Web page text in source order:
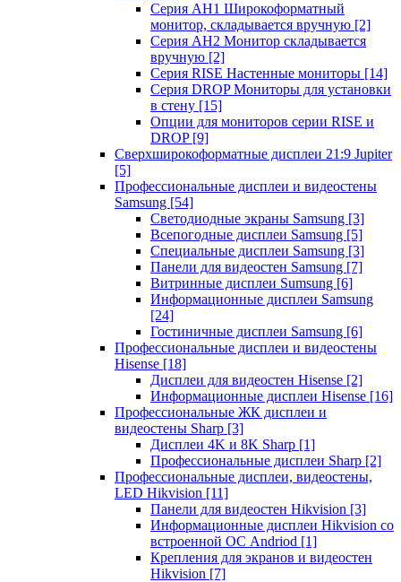
Серия AH1 Широкоформатный
монитор, складывается вручную [2]
Серия AH2 Монитор складывается
вручную [2]
Серия RISE Настенные мониторы [14]
Серия DROP Мониторы для установки
в стену [15]
Опции для мониторов серии RISE и
DROP [9]
Сверхширокоформатные дисплеи 21:9 Jupiter
[5]
Профессиональные дисплеи и видеостены
Samsung [54]
Светодиодные экраны Samsung [3]
Всепогодные дисплеи Samsung [5]
Специальные дисплеи Samsung [3]
Панели для видеостен Samsung [7]
Витринные дисплеи Sumsung [6]
Информационные дисплеи Samsung
[24]
Гостиничные дисплеи Samsung [6]
Профессиональные дисплеи и видеостены
Hisense [18]
Дисплеи для видеостен Hisense [2]
Информационные дисплеи Hisense [16]
Профессиональные ЖК дисплеи и
видеостены Sharp [3]
Дисплеи 4K и 8K Sharp [1]
Профессиональные дисплеи Sharp [2]
Профессиональные дисплеи, видеостены,
LED Hikvision [11]
Панели для видеостен Hikvision [3]
Информационные дисплеи Hikvision со
встроенной ОС Andriod [1]
Крепления для экранов и видеостен
Hikvision [7]